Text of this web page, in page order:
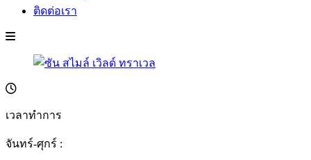
ติดต่อเรา
เวลาทำการ
จันทร์-ศุกร์ :